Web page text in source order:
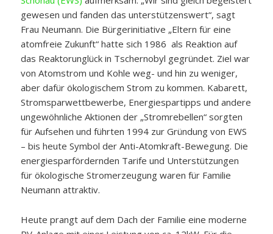
gewesen und fanden das unterstützenswert“, sagt
Frau Neumann. Die Bürgerinitiative „Eltern für eine
atomfreie Zukunft“ hatte sich 1986 als Reaktion auf
das Reaktorunglück in Tschernobyl gegründet. Ziel war
von Atomstrom und Kohle weg- und hin zu weniger,
aber dafür ökologischem Strom zu kommen. Kabarett,
Stromsparwettbewerbe, Energiespartipps und andere
ungewöhnliche Aktionen der „Stromrebellen“ sorgten
für Aufsehen und führten 1994 zur Gründung von EWS
– bis heute Symbol der Anti-Atomkraft-Bewegung. Die
energiesparfördernden Tarife und Unterstützungen
für ökologische Stromerzeugung waren für Familie
Neumann attraktiv.
Heute prangt auf dem Dach der Familie eine moderne